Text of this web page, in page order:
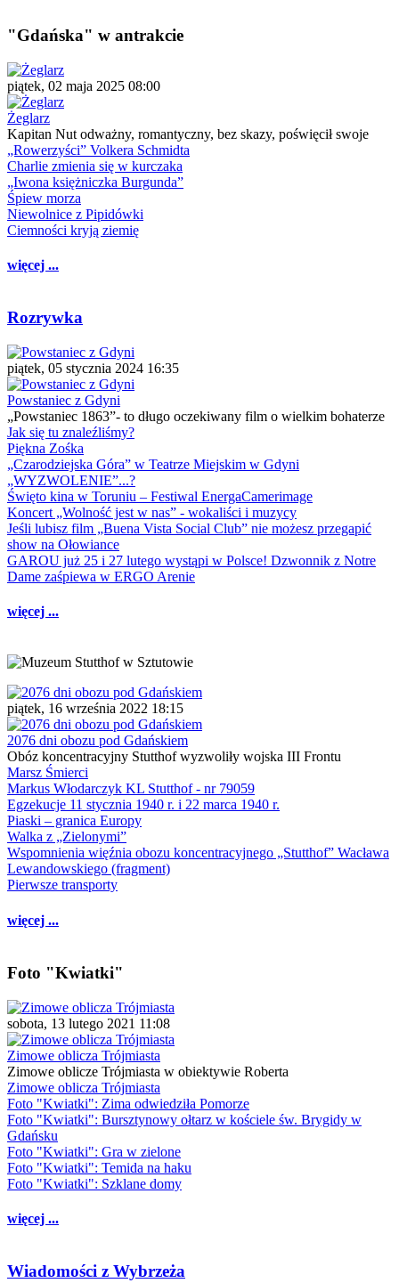
"Gdańska" w antrakcie
piątek, 02 maja 2025 08:00
Żeglarz
Kapitan Nut odważny, romantyczny, bez skazy, poświęcił swoje
„Rowerzyści” Volkera Schmidta
Charlie zmienia się w kurczaka
„Iwona księżniczka Burgunda”
Śpiew morza
Niewolnice z Pipidówki
Ciemności kryją ziemię
więcej ...
Rozrywka
piątek, 05 stycznia 2024 16:35
Powstaniec z Gdyni
„Powstaniec 1863”- to długo oczekiwany film o wielkim bohaterze
Jak się tu znaleźliśmy?
Piękna Zośka
„Czarodziejska Góra” w Teatrze Miejskim w Gdyni
„WYZWOLENIE”...?
Święto kina w Toruniu – Festiwal EnergaCamerimage
Koncert „Wolność jest w nas” - wokaliści i muzycy
Jeśli lubisz film „Buena Vista Social Club” nie możesz przegapić
show na Ołowiance
GAROU już 25 i 27 lutego wystąpi w Polsce! Dzwonnik z Notre
Dame zaśpiewa w ERGO Arenie
więcej ...
piątek, 16 września 2022 18:15
2076 dni obozu pod Gdańskiem
Obóz koncentracyjny Stutthof wyzwoliły wojska III Frontu
Marsz Śmierci
Markus Włodarczyk KL Stutthof - nr 79059
Egzekucje 11 stycznia 1940 r. i 22 marca 1940 r.
Piaski – granica Europy
Walka z „Zielonymi”
Wspomnienia więźnia obozu koncentracyjnego „Stutthof” Wacława
Lewandowskiego (fragment)
Pierwsze transporty
więcej ...
Foto "Kwiatki"
sobota, 13 lutego 2021 11:08
Zimowe oblicza Trójmiasta
Zimowe oblicze Trójmiasta w obiektywie Roberta
Zimowe oblicza Trójmiasta
Foto "Kwiatki": Zima odwiedziła Pomorze
Foto "Kwiatki": Bursztynowy ołtarz w kościele św. Brygidy w
Gdańsku
Foto "Kwiatki": Gra w zielone
Foto "Kwiatki": Temida na haku
Foto "Kwiatki": Szklane domy
więcej ...
Wiadomości z Wybrzeża